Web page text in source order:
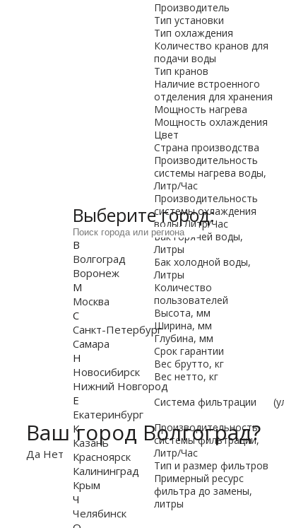
Производитель
Тип установки
Тип охлаждения
Количество кранов для
подачи воды
Тип кранов
Наличие встроенного
отделения для хранения
Мощность нагрева
Мощность охлаждения
Цвет
Страна производства
Производительность
системы нагрева воды,
Литр/Час
Производительность
системы охлаждения
воды, Литр/Час
Бак горячей воды,
Литры
Бак холодной воды,
Литры
Количество
пользователей
Высота, мм
Ширина, мм
Глубина, мм
Срок гарантии
Вес брутто, кг
Вес нетто, кг
Система фильтрации
Производительность
системы фильтрации,
Литр/Час
Тип и размер фильтров
Примерный ресурс
фильтра до замены,
литры
Ваш город Волгоград?
Да Нет
Выберите город:
В
Волгоград
Воронеж
М
Москва
С
Санкт-Петербург
Самара
Н
Новосибирск
Нижний Новгород
Е
Екатеринбург
К
Казань
Красноярск
Калининград
Крым
Ч
Челябинск